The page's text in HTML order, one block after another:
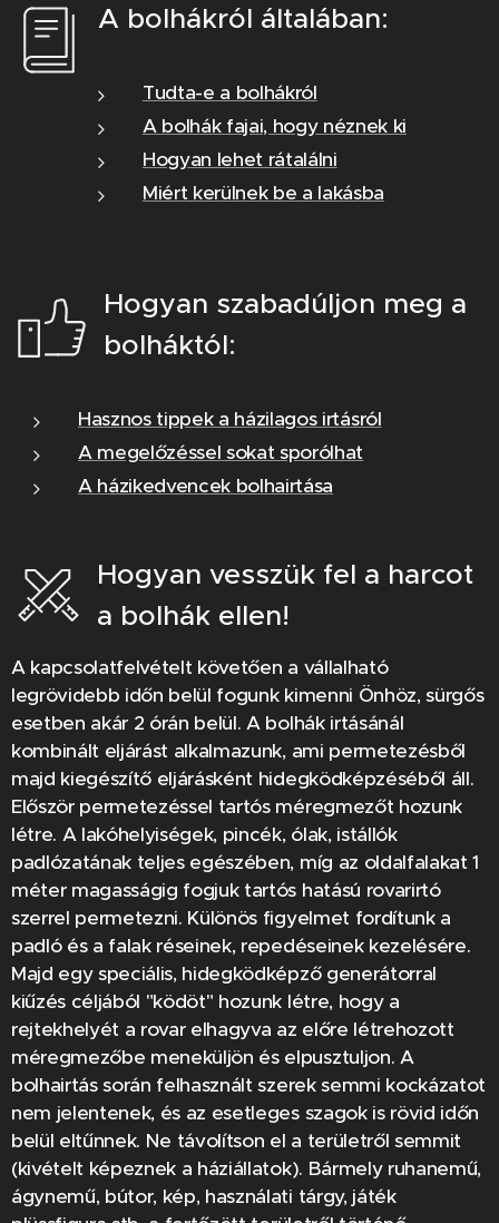
A bolhákról általában:
Tudta-e a bolhákról
A bolhák fajai, hogy néznek ki
Hogyan lehet rátalálni
Miért kerülnek be a lakásba
Hogyan szabadúljon meg a
bolháktól:
Hasznos tippek a házilagos irtásról
A megelőzéssel sokat sporólhat
A házikedvencek bolhairtása
Hogyan vesszük fel a harcot
a bolhák ellen!
A kapcsolatfelvételt követően a vállalható
legrövidebb időn belül fogunk kimenni Önhöz, sürgős
esetben akár 2 órán belül. A bolhák irtásánál
kombinált eljárást alkalmazunk, ami permetezésből
majd kiegészítő eljárásként hidegködképzéséből áll.
Először permetezéssel tartós méregmezőt hozunk
létre. A lakóhelyiségek, pincék, ólak, istállók
padlózatának teljes egészében, míg az oldalfalakat 1
méter magasságig fogjuk tartós hatású rovarirtó
szerrel permetezni. Különös figyelmet fordítunk a
padló és a falak réseinek, repedéseinek kezelésére.
Majd egy speciális, hidegködképző generátorral
kiűzés céljából "ködöt" hozunk létre, hogy a
rejtekhelyét a rovar elhagyva az előre létrehozott
méregmezőbe meneküljön és elpusztuljon. A
bolhairtás során felhasznált szerek semmi kockázatot
nem jelentenek, és az esetleges szagok is rövid időn
belül eltűnnek. Ne távolítson el a területről semmit
(kivételt képeznek a háziállatok). Bármely ruhanemű,
ágynemű, bútor, kép, használati tárgy, játék